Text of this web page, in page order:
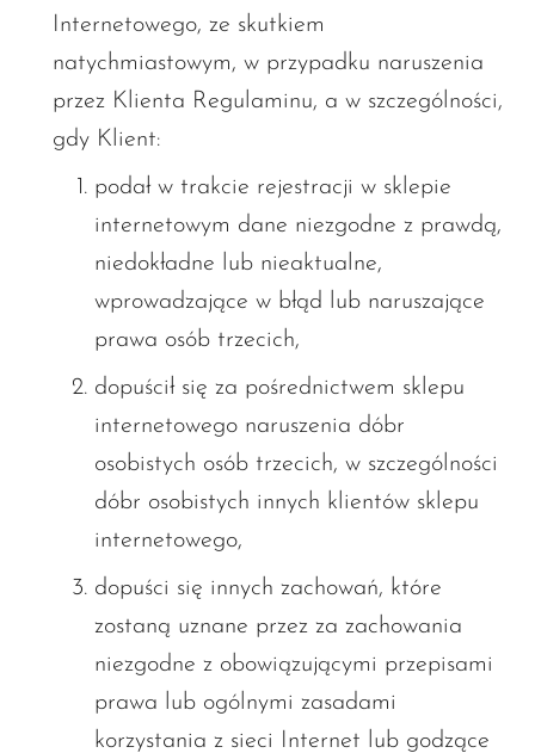
Internetowego, ze skutkiem
natychmiastowym, w przypadku naruszenia
przez Klienta Regulaminu, a w szczególności,
gdy Klient:
podał w trakcie rejestracji w sklepie
internetowym dane niezgodne z prawdą,
niedokładne lub nieaktualne,
wprowadzające w błąd lub naruszające
prawa osób trzecich,
dopuścił się za pośrednictwem sklepu
internetowego naruszenia dóbr
osobistych osób trzecich, w szczególności
dóbr osobistych innych klientów sklepu
internetowego,
dopuści się innych zachowań, które
zostaną uznane przez za zachowania
niezgodne z obowiązującymi przepisami
prawa lub ogólnymi zasadami
korzystania z sieci Internet lub godzące